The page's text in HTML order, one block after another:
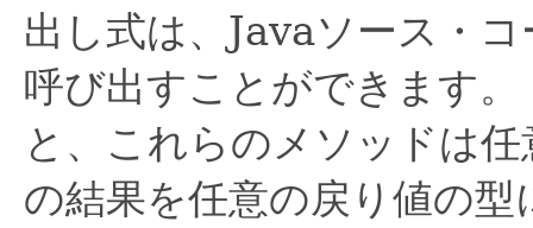
出し式は、Javaソース・
呼び出すことができます。
と、これらのメソッドは
の結果を任意の戻り値の